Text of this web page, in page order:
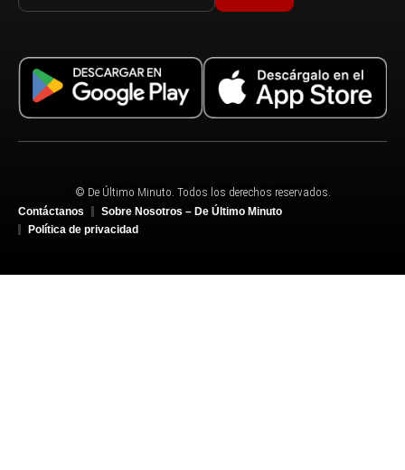
© De Último Minuto. Todos los derechos reservados.
Contáctanos
Sobre Nosotros – De Último Minuto
Política de privacidad